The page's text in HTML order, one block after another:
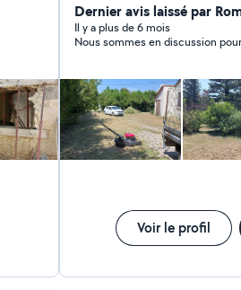
domicile, de la petite
peinture et de carrelage,
autrui, aindi que les
Cordialement.
Dernier avis laissé par
Il y a plus de 6 mois
Nous sommes en discussion
Voir le profil